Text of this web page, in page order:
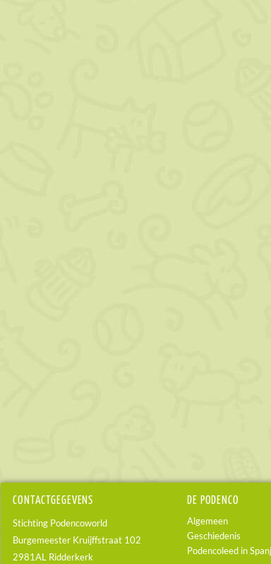
CONTACTGEGEVENS
Stichting Podencoworld
Burgemeester Kruijffstraat 102
2981AL Ridderkerk
DE PODENCO
Algemeen
Geschiedenis
Podencoleed in